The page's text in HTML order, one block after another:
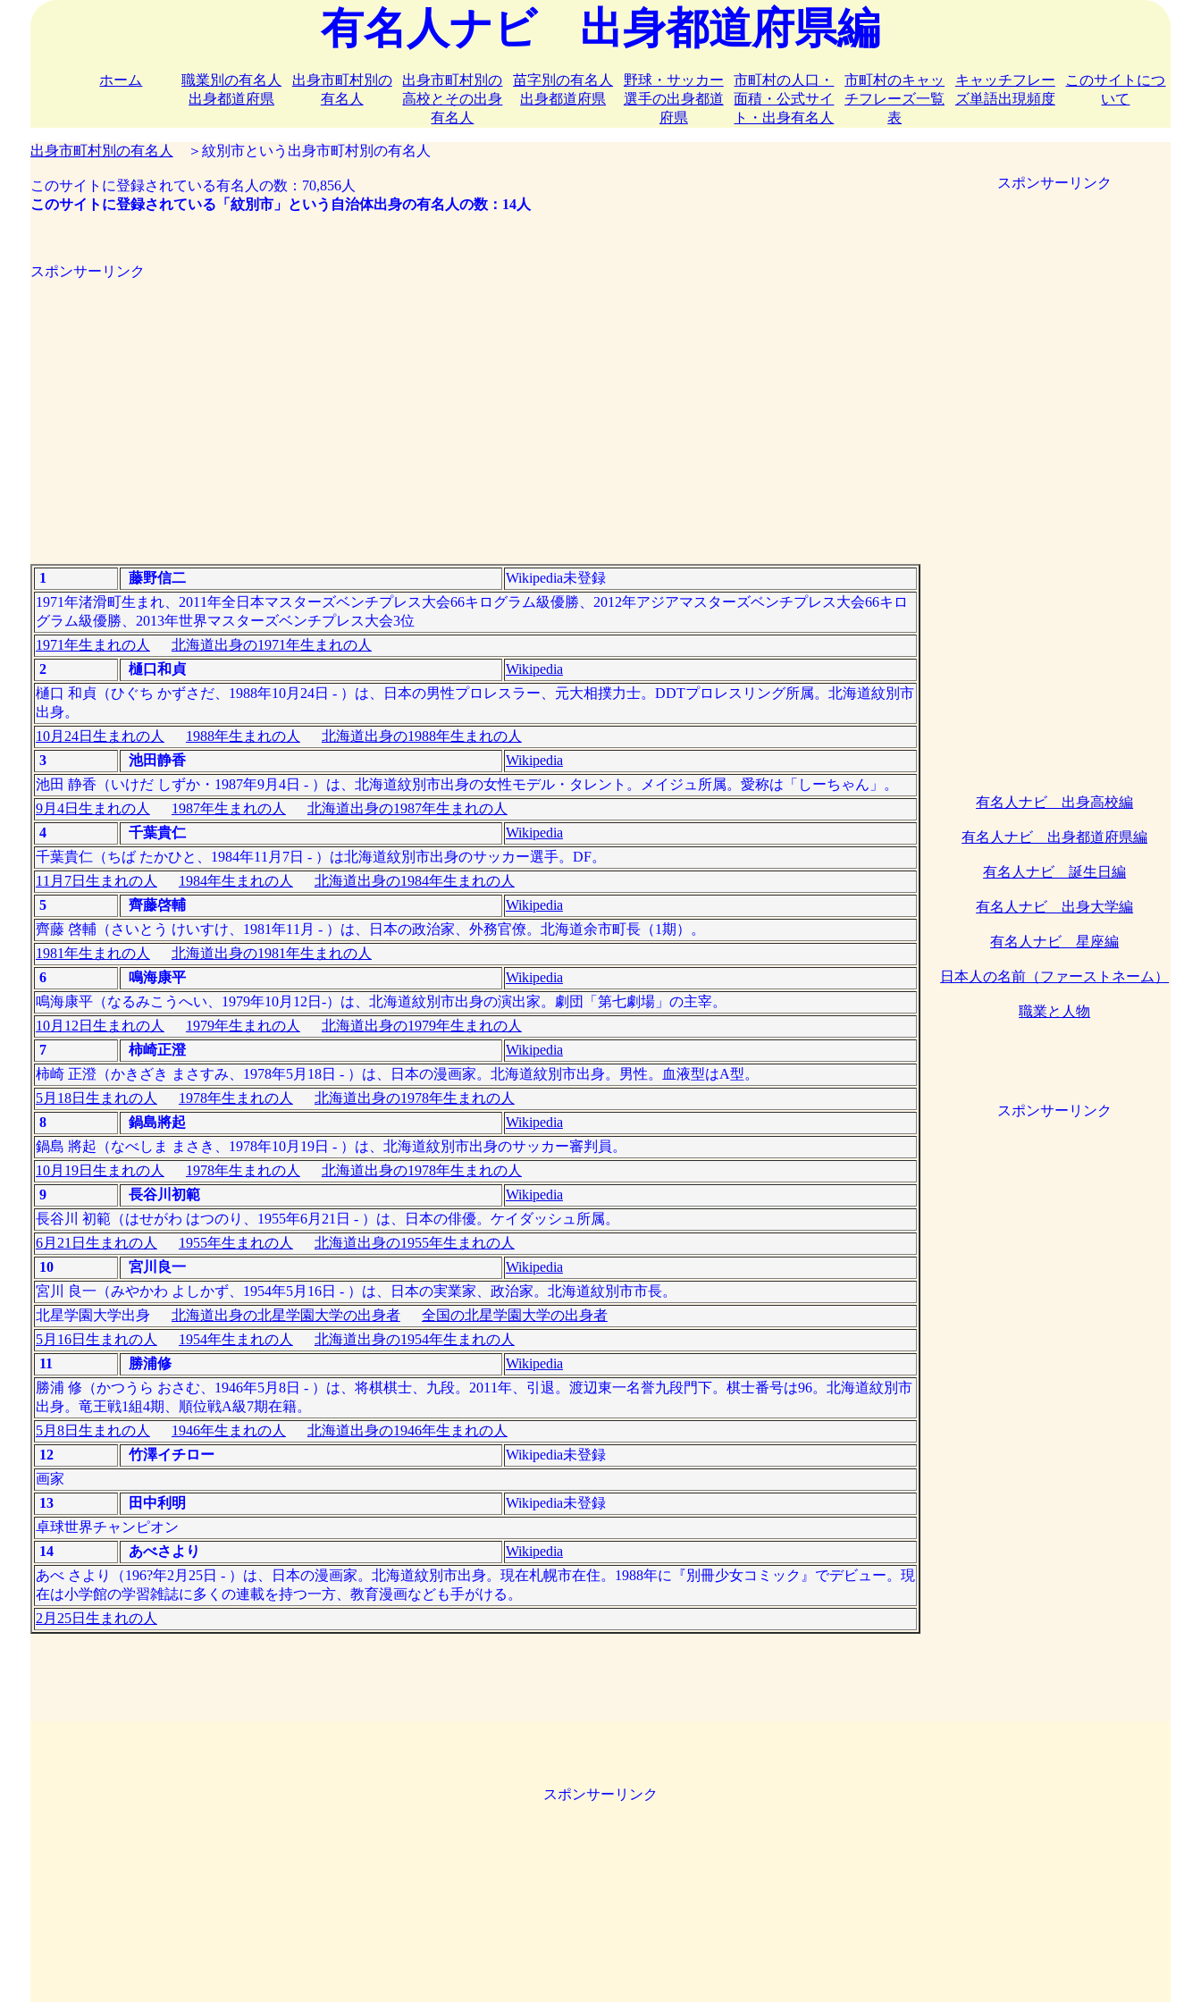
有名人ナビ 出身都道府県編
ホーム
職業別の有名人
出身都道府県
出身市町村別の
有名人
出身市町村別の
高校とその出身
有名人
苗字別の有名人
出身都道府県
野球・サッカー
選手の出身都道
府県
市町村の人口・
面積・公式サイ
ト・出身有名人
市町村のキャッ
チフレーズ一覧
表
キャッチフレー
ズ単語出現頻度
このサイトにつ
いて
出身市町村別の有名人 ＞紋別市という出身市町村別の有名人
このサイトに登録されている有名人の数：70,856人
このサイトに登録されている「紋別市」という自治体出身の有名人の数：14人
スポンサーリンク
1 藤野信二
Wikipedia未登録
1971年渚滑町生まれ、2011年全日本マスターズベンチプレス大会66キログラム級優勝、2012年アジアマスターズベンチプレス大会66キロ
グラム級優勝、2013年世界マスターズベンチプレス大会3位
1971年生まれの人
北海道出身の1971年生まれの人
2
樋口和貞
Wikipedia
樋口 和貞（ひぐち かずさだ、1988年10月24日 - ）は、日本の男性プロレスラー、元大相撲力士。DDTプロレスリング所属。北海道紋別市
出身。
10月24日生まれの人
1988年生まれの人
北海道出身の1988年生まれの人
3
池田静香
Wikipedia
池田 静香（いけだ しずか・1987年9月4日 - ）は、北海道紋別市出身の女性モデル・タレント。メイジュ所属。愛称は「しーちゃん」。
9月4日生まれの人
1987年生まれの人
北海道出身の1987年生まれの人
4
千葉貴仁
Wikipedia
千葉貴仁（ちば たかひと、1984年11月7日 - ）は北海道紋別市出身のサッカー選手。DF。
11月7日生まれの人
1984年生まれの人
北海道出身の1984年生まれの人
5
齊藤啓輔
Wikipedia
齊藤 啓輔（さいとう けいすけ、1981年11月 - ）は、日本の政治家、外務官僚。北海道余市町長（1期）。
1981年生まれの人
北海道出身の1981年生まれの人
6
鳴海康平
Wikipedia
鳴海康平（なるみこうへい、1979年10月12日-）は、北海道紋別市出身の演出家。劇団「第七劇場」の主宰。
10月12日生まれの人
1979年生まれの人
北海道出身の1979年生まれの人
7
柿崎正澄
Wikipedia
柿崎 正澄（かきざき まさすみ、1978年5月18日 - ）は、日本の漫画家。北海道紋別市出身。男性。血液型はA型。
5月18日生まれの人
1978年生まれの人
北海道出身の1978年生まれの人
8
鍋島將起
Wikipedia
鍋島 將起（なべしま まさき、1978年10月19日 - ）は、北海道紋別市出身のサッカー審判員。
10月19日生まれの人
1978年生まれの人
北海道出身の1978年生まれの人
9
長谷川初範
Wikipedia
長谷川 初範（はせがわ はつのり、1955年6月21日 - ）は、日本の俳優。ケイダッシュ所属。
6月21日生まれの人
1955年生まれの人
北海道出身の1955年生まれの人
10
宮川良一
Wikipedia
宮川 良一（みやかわ よしかず、1954年5月16日 - ）は、日本の実業家、政治家。北海道紋別市市長。
北星学園大学出身 北海道出身の北星学園大学の出身者
全国の北星学園大学の出身者
5月16日生まれの人
1954年生まれの人
北海道出身の1954年生まれの人
11
勝浦修
Wikipedia
勝浦 修（かつうら おさむ、1946年5月8日 - ）は、将棋棋士、九段。2011年、引退。渡辺東一名誉九段門下。棋士番号は96。北海道紋別市
出身。竜王戦1組4期、順位戦A級7期在籍。
5月8日生まれの人
1946年生まれの人
北海道出身の1946年生まれの人
12
竹澤イチロー
Wikipedia未登録
画家
13
田中利明
Wikipedia未登録
卓球世界チャンピオン
14
あべさより
Wikipedia
あべ さより（196?年2月25日 - ）は、日本の漫画家。北海道紋別市出身。現在札幌市在住。1988年に『別冊少女コミック』でデビュー。現
在は小学館の学習雑誌に多くの連載を持つ一方、教育漫画なども手がける。
2月25日生まれの人
スポンサーリンク
有名人ナビ 出身高校編
有名人ナビ 出身都道府県編
有名人ナビ 誕生日編
有名人ナビ 出身大学編
有名人ナビ 星座編
日本人の名前（ファーストネーム）
職業と人物
スポンサーリンク
スポンサーリンク